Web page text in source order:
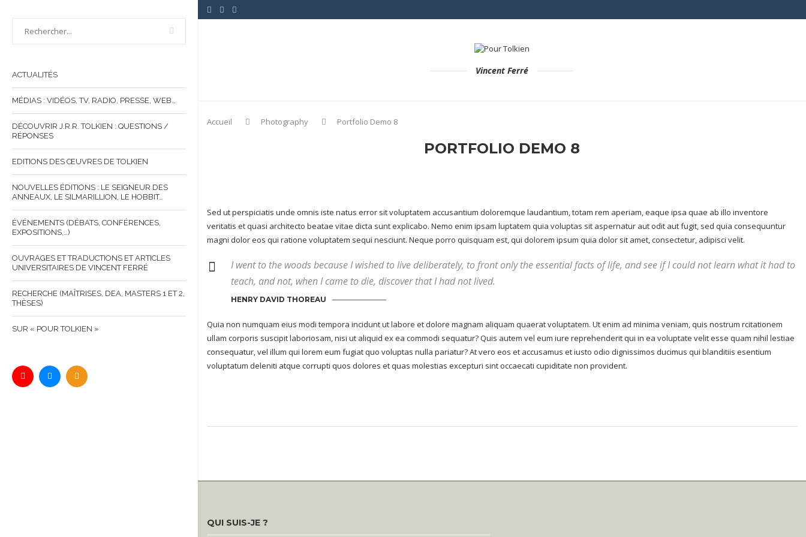
ACTUALITÉS
MÉDIAS : VIDÉOS, TV, RADIO, PRESSE, WEB…
DÉCOUVRIR J.R.R. TOLKIEN : QUESTIONS /
RÉPONSES
EDITIONS DES ŒUVRES DE TOLKIEN
NOUVELLES ÉDITIONS : LE SEIGNEUR DES
ANNEAUX, LE SILMARILLION, LE HOBBIT…
ÉVÉNEMENTS (DÉBATS, CONFÉRENCES,
EXPOSITIONS,…)
OUVRAGES ET TRADUCTIONS ET ARTICLES
UNIVERSITAIRES DE VINCENT FERRÉ
RECHERCHE (MAÎTRISES, DEA, MASTERS 1 ET 2,
THÈSES)
SUR « POUR TOLKIEN »
Vincent Ferré
Accueil Photography Portfolio Demo 8
PORTFOLIO DEMO 8
Sed ut perspiciatis unde omnis iste natus error sit voluptatem accusantium doloremque laudantium, totam rem aperiam, eaque ipsa quae ab illo inventore
veritatis et quasi architecto beatae vitae dicta sunt explicabo. Nemo enim ipsam luptatem quia voluptas sit aspernatur aut odit aut fugit, sed quia consequuntur
magni dolor eos qui ratione voluptatem sequi nesciunt. Neque porro quisquam est, qui dolorem ipsum quia dolor sit amet, consectetur, adipisci velit.
I went to the woods because I wished to live deliberately, to front only the essential facts of life, and see if I could not learn what it had to
teach, and not, when I came to die, discover that I had not lived.
HENRY DAVID THOREAU
Quia non numquam eius modi tempora incidunt ut labore et dolore magnam aliquam quaerat voluptatem. Ut enim ad minima veniam, quis nostrum rcitationem
ullam corporis suscipit laboriosam, nisi ut aliquid ex ea commodi sequatur? Quis autem vel eum iure reprehenderit qui in ea voluptate velit esse quam nihil lestiae
consequatur, vel illum qui lorem eum fugiat quo voluptas nulla pariatur? At vero eos et accusamus et iusto odio dignissimos ducimus qui blanditiis esentium
voluptatum deleniti atque corrupti quos dolores et quas molestias excepturi sint occaecati cupiditate non provident.
QUI SUIS-JE ?